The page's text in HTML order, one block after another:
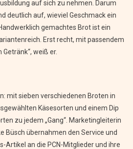
auf sich zu nehmen. Darum
deutlich auf, wieviel Geschmack ein
gemachtes Brot ist ein
Erst recht, mit passendem
weiß er.
mit sieben verschiedenen Broten in
Käsesorten und einem Dip
zu jedem „Gang“. Marketingleiterin
Büsch übernahmen den Service und
Artikel an die PCN-Mitglieder und ihre